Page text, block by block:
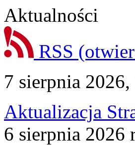
Aktualności
RSS
7 sierpnia
Aktualizacja
6 sierpnia